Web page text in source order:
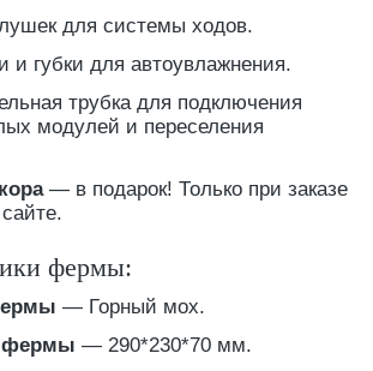
для системы ходов.
и губки для автоувлажнения.
трубка для подключения
модулей и переселения
— в подарок! Только при заказе
фермы:
— Горный мох.
фермы — 290*230*70 мм.